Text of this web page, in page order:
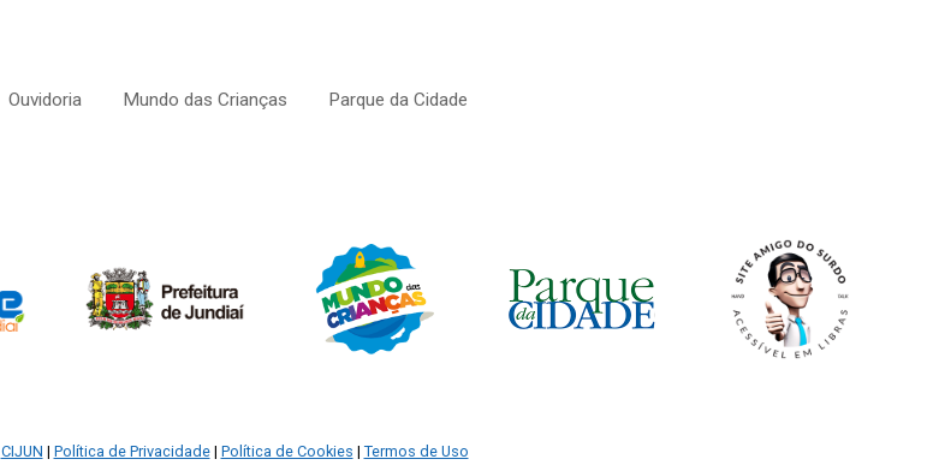
Ouvidoria Mundo das Crianças Parque da Cidade
CIJUN Política de Privacidade Política de Cookies Termos de Uso